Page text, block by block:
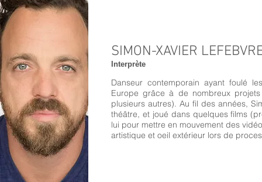
SIMON-XAVIER
Interprète
Danseur contemporain ayant foulé
Europe grâce à de nombreux
plusieurs autres). Au fil des années,
théâtre, et joué dans quelques films
lui pour mettre en mouvement des
artistique et oeil extérieur lors de